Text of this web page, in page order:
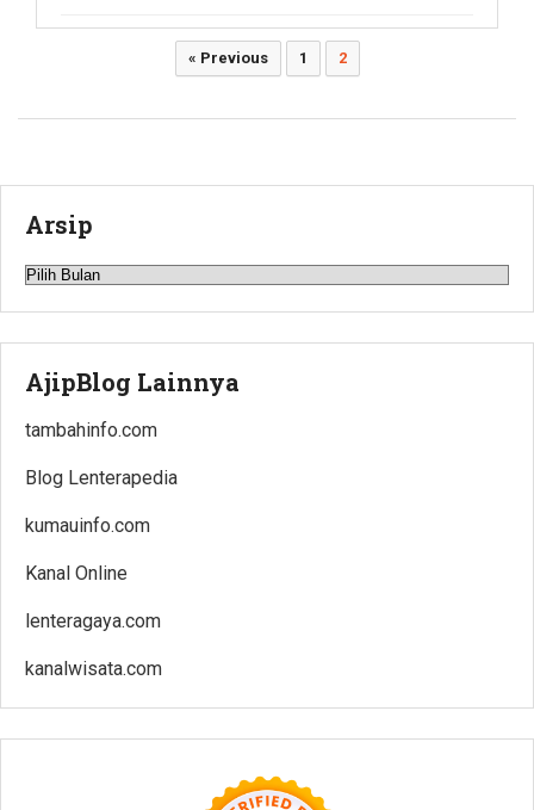
« Previous 1 2
Arsip
Arsip
AjipBlog Lainnya
tambahinfo.com
Blog Lenterapedia
kumauinfo.com
Kanal Online
lenteragaya.com
kanalwisata.com